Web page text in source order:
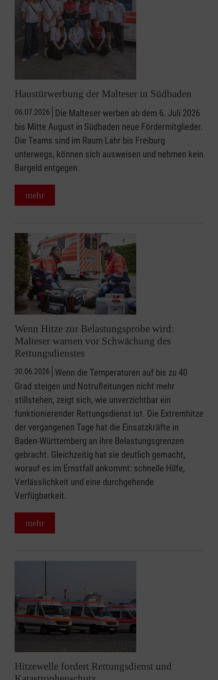
Haustürwerbung der Malteser in Südbaden
06.07.2026 Die Malteser werben ab dem 6. Juli 2026
bis Mitte August in Südbaden neue Fördermitglieder.
Die Teams sind im Raum Lahr bis Freiburg
unterwegs, können sich ausweisen und nehmen kein
Bargeld entgegen.
mehr
Wenn Hitze zur Belastungsprobe wird:
Malteser warnen vor Schwächung des
Rettungsdienstes
30.06.2026 Wenn die Temperaturen auf bis zu 40
Grad steigen und Notrufleitungen nicht mehr
stillstehen, zeigt sich, wie unverzichtbar ein
funktionierender Rettungsdienst ist. Die Extremhitze
der vergangenen Tage hat die Einsatzkräfte in
Baden-Württemberg an ihre Belastungsgrenzen
gebracht. Gleichzeitig hat sie deutlich gemacht,
worauf es im Ernstfall ankommt: schnelle Hilfe,
Verlässlichkeit und eine durchgehende
Verfügbarkeit.
mehr
Hitzewelle fordert Rettungsdienst und